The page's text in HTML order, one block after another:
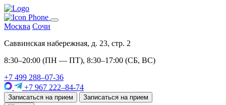
Москва Сочи
Саввинская набережная, д. 23, стр. 2
8:30–20:00 (ПН — ПТ), 8:30–17:00 (СБ, ВС)
+7 499 288–07-36
+7 967 222–84-74
Записаться на прием Записаться на прием